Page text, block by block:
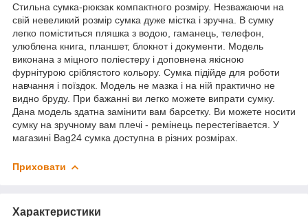
Стильна сумка-рюкзак компактного розміру. Незважаючи на
свій невеликий розмір сумка дуже містка і зручна. В сумку
легко поміститься пляшка з водою, гаманець, телефон,
улюблена книга, планшет, блокнот і документи. Модель
виконана з міцного поліестеру і доповнена якісною
фурнітурою сріблястого кольору. Сумка підійде для роботи
навчання і поїздок. Модель не мазка і на ній практично не
видно бруду. При бажанні ви легко можете випрати сумку.
Дана модель здатна замінити вам барсетку. Ви можете носити
сумку на зручному вам плечі - ремінець перестегівается. У
магазині Bag24 сумка доступна в різних розмірах.
Приховати
Характеристики